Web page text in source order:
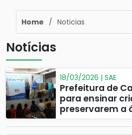
Home / Noticias
Notícias
18/03/2026 | SAE
Prefeitura de
para ensinar
preservarem a